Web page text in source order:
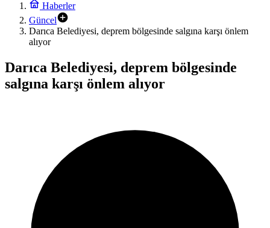
Haberler
Güncel
Darıca Belediyesi, deprem bölgesinde salgına karşı önlem
alıyor
Darıca Belediyesi, deprem bölgesinde
salgına karşı önlem alıyor